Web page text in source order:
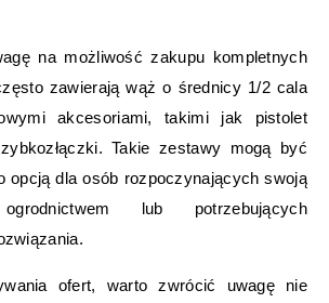
na możliwość zakupu kompletnych
zawierają wąż o średnicy 1/2 cala
akcesoriami, takimi jak pistolet
Takie zestawy mogą być
opcją dla osób rozpoczynających swoją
lub potrzebujących
ofert, warto zwrócić uwagę nie